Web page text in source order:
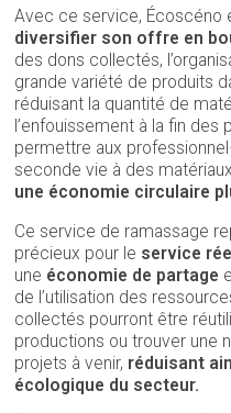
Avec ce service, Écoscéno
diversifier son offre en
des dons collectés,
grande variété de produits
réduisant la quantité de
l’enfouissement à la fin des
permettre aux
seconde vie à des
une économie circulaire
Ce service de ramassage
précieux pour le service
une économie de partage
de l’utilisation des
collectés pourront être
productions ou trouver une
projets à venir, réduisant
écologique du secteur.